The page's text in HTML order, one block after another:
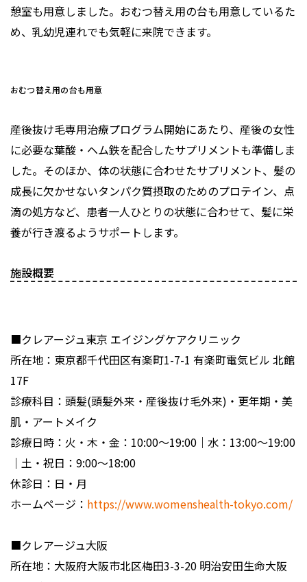
憩室も用意しました。おむつ替え用の台も用意しているた
め、乳幼児連れでも気軽に来院できます。
おむつ替え用の台も用意
産後抜け毛専用治療プログラム開始にあたり、産後の女性
に必要な葉酸・ヘム鉄を配合したサプリメントも準備しま
した。そのほか、体の状態に合わせたサプリメント、髪の
成長に欠かせないタンパク質摂取のためのプロテイン、点
滴の処方など、患者一人ひとりの状態に合わせて、髪に栄
養が行き渡るようサポートします。
施設概要
■クレアージュ東京 エイジングケアクリニック
所在地：東京都千代田区有楽町1-7-1 有楽町電気ビル 北館
17F
診療科目：頭髪(頭髪外来・産後抜け毛外来)・更年期・美
肌・アートメイク
診療日時：火・木・金：10:00～19:00｜水：13:00～19:00
｜土・祝日：9:00～18:00
休診日：日・月
ホームページ： https://www.womenshealth-tokyo.com/
■クレアージュ大阪
所在地：大阪府大阪市北区梅田3-3-20 明治安田生命大阪